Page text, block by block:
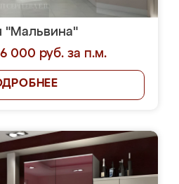
"Мальвина"
000 руб. за п.м.